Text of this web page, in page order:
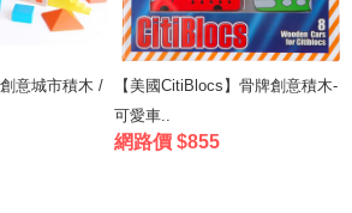
意城市積木 /
【美國CitiBlocs】骨牌創意積木-
可愛車..
網路價 $855